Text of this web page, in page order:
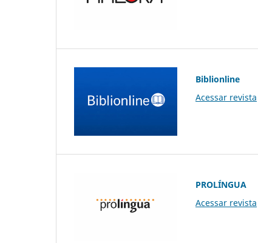
Biblionline
Acessar revista
PROLÍNGUA
Acessar revista